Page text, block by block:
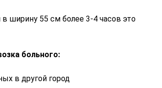
ширину 55 см более 3-4 часов это
больного:
в другой город